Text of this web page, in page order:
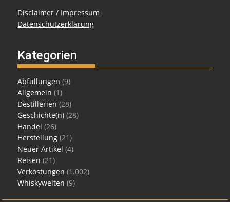
Disclaimer / Impressum
Datenschutzerklärung
Kategorien
Abfüllungen (9)
Allgemein (1)
Destillerien (28)
Geschichte(n) (28)
Handel (26)
Herstellung (21)
Neuer Artikel (4)
Reisen (21)
Verkostungen (1.002)
Whiskywelten (9)